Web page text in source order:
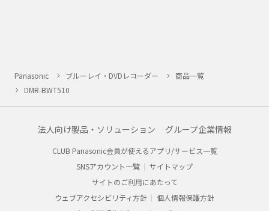
Panasonic ブルーレイ・DVDレコーダー
商品一覧
DMR-BWT510
法人向け製品・ソリューション グループ企業情報
CLUB Panasonic会員が使えるアプリ/サービス一覧
SNSアカウント一覧
サイトマップ
サイトのご利用にあたって
ウェブアクセシビリティ方針
個人情報保護方針